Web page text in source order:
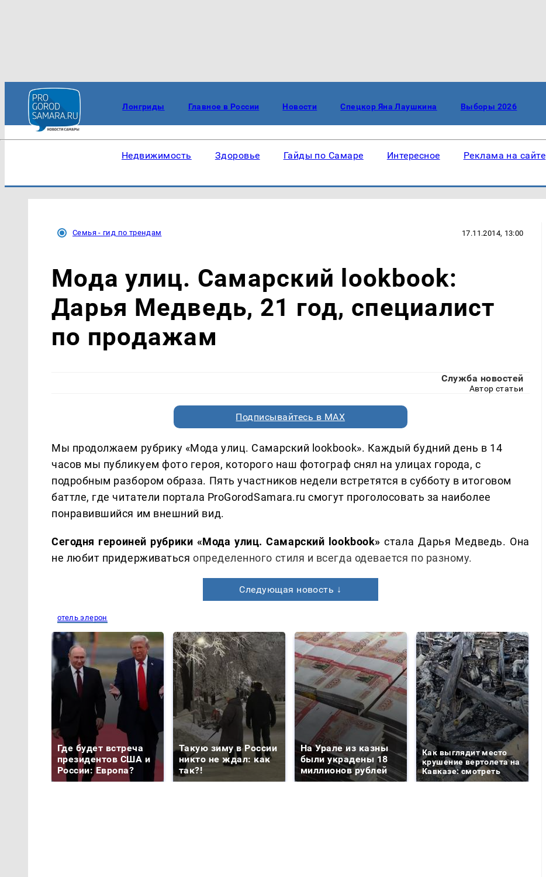
Лонгриды Главное в России Новости Спецкор Яна Лаушкина Выборы 2026
Недвижимость Здоровье Гайды по Самаре Интересное Реклама на сайте
Семья - гид по трендам 17.11.2014, 13:00
Мода улиц. Самарский lookbook:
Дарья Медведь, 21 год, специалист
по продажам
Служба новостей
Автор статьи
Подписывайтесь в MAX
Мы продолжаем рубрику «Мода улиц. Самарский lookbook». Каждый будний день в 14
часов мы публикуем фото героя, которого наш фотограф снял на улицах города, с
подробным разбором образа. Пять участников недели встретятся в субботу в итоговом
баттле, где читатели портала ProGorodSamara.ru смогут проголосовать за наиболее
понравившийся им внешний вид.
Сегодня героиней рубрики «Мода улиц. Самарский lookbook» стала Дарья Медведь. Она
не любит придерживаться определенного стиля и всегда одевается по разному.
Следующая новость ↓
отель элерон
Где будет встреча
президентов США и
России: Европа?
Такую зиму в России
никто не ждал: как
так?!
На Урале из казны
были украдены 18
миллионов рублей
Как выглядит место
крушение вертолета на
Кавказе: смотреть